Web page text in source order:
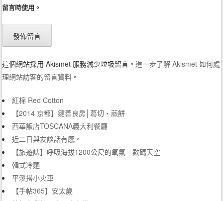
留言時使用。
這個網站採用 Akismet 服務減少垃圾留言。進一步了解 Akismet 如何處
理網站訪客的留言資料 。
紅棉 Red Cotton
【2014 京都】鍵善良房│葛切‧蕨餅
西華飯店TOSCANA義大利餐廳
近二日與友談話有感。
【旅遊誌】呼吸海拔1200公尺的氧氣—數碼天空
韓式冷麵
平溪搭小火車
【手帖365】安太歲